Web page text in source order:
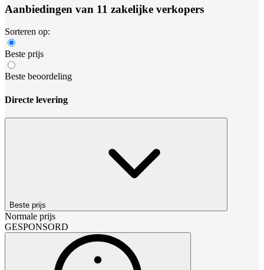
Aanbiedingen van 11 zakelijke verkopers
Sorteren op:
Beste prijs
Beste beoordeling
Directe levering
Beste prijs
Normale prijs
GESPONSORD